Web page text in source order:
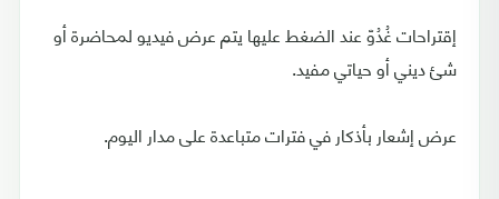
إقتراحات غُدُوّ عند الضغط عليها يتم عرض فيديو لمحاضرة أو
شئ ديني أو حياتي مفيد.
عرض إشعار بأذكار في فترات متباعدة على مدار اليوم.